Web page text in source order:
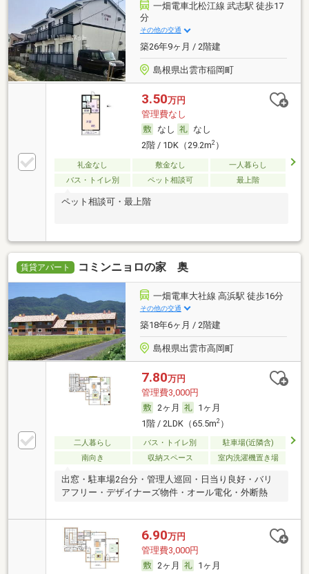
一畑電車北松江線 武志駅 徒歩17
分
その他の交通
築26年9ヶ月 / 2階建
島根県出雲市稲岡町
3.50万円
管理費なし
なし
なし
2階 / 1DK（29.2m2）
礼金なし 敷金なし
一人暮らし
バス・トイレ別
ペット相談可 最上階
ペット相談可・最上階
賃貸アパート コミンニョロの家 奥
一畑電車大社線 高浜駅 徒歩16分
その他の交通
築18年6ヶ月 / 2階建
島根県出雲市高岡町
7.80万円
管理費3,000円
2ヶ月
1ヶ月
1階 / 2LDK（65.5m2）
二人暮らし バス・トイレ別
駐車場(近隣含)
南向き
収納スペース 室内洗濯機置き場
出窓・駐車場2台分・管理人巡回・日当り良好・バリ
アフリー・デザイナーズ物件・オール電化・外断熱
6.90万円
管理費3,000円
2ヶ月
1ヶ月